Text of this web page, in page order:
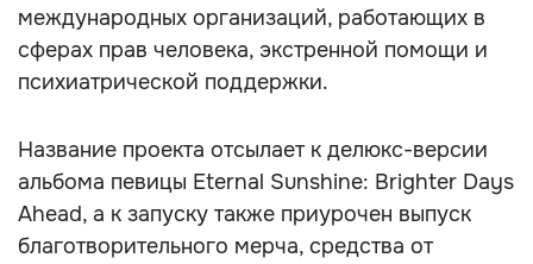
международных организаций, работающих в
сферах прав человека, экстренной помощи и
психиатрической поддержки.
Название проекта отсылает к делюкс-версии
альбома певицы Eternal Sunshine: Brighter Days
Ahead, а к запуску также приурочен выпуск
благотворительного мерча, средства от